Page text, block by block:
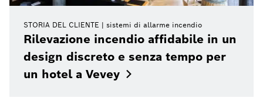
STORIA DEL CLIENTE sistemi di allarme incendio
Rilevazione incendio affidabile in un
design discreto e senza tempo per
un hotel a Vevey